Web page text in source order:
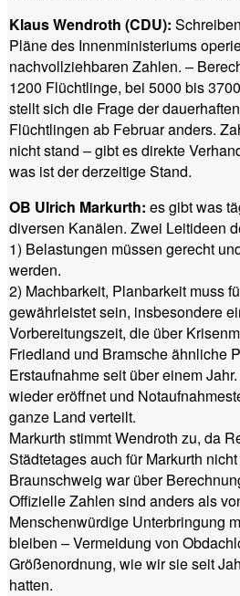
Klaus Wendroth (CDU):
Pläne des Innenministeriums
nachvollziehbaren Zahlen. –
1200 Flüchtlinge, bei 5000 bis
stellt sich die Frage der
Flüchtlingen ab Februar anders.
nicht stand – gibt es direkte
was ist der derzeitige Stand.
OB Ulrich Markurth: es gibt was
diversen Kanälen. Zwei Leitideen
1) Belastungen müssen gerecht
werden.
2) Machbarkeit, Planbarkeit muss
gewährleistet sein, insbesondere
Vorbereitungszeit, die über
Friedland und Bramsche ähnliche
Erstaufnahme seit über einem
wieder eröffnet und
ganze Land verteilt.
Markurth stimmt Wendroth zu, da
Städtetages auch für Markurth
Braunschweig war über
Offizielle Zahlen sind anders als
Menschenwürdige Unterbringung
bleiben – Vermeidung von
Größenordnung, wie wir sie seit
hatten.